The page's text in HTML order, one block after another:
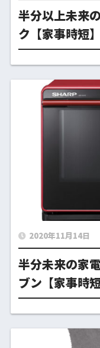
半分以上未来
ク【家事時短】
2020年11月14日
半分未来の家
ブン【家事時短